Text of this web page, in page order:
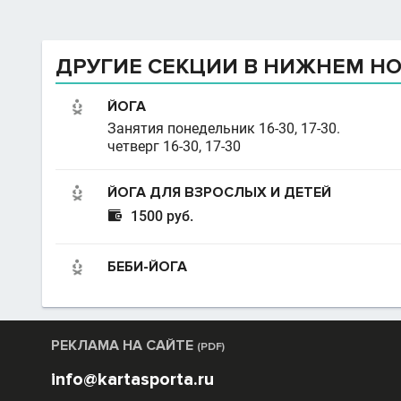
ДРУГИЕ СЕКЦИИ В НИЖНЕМ
ЙОГА
Занятия понедельник 16-30, 17-30.
четверг 16-30, 17-30
ЙОГА ДЛЯ ВЗРОСЛЫХ И ДЕТЕЙ
 1500 руб.
БЕБИ-ЙОГА
РЕКЛАМА НА САЙТЕ (PDF)
info@kartasporta.ru